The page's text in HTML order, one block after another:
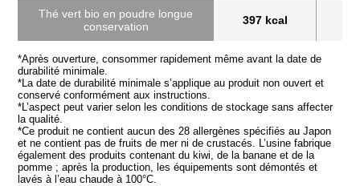
Thé vert bio en poudre longue
conservation
397 kcal
*Après ouverture, consommer rapidement même avant la date de
durabilité minimale.
*La date de durabilité minimale s’applique au produit non ouvert et
conservé conformément aux instructions.
*L’aspect peut varier selon les conditions de stockage sans affecter
la qualité.
*Ce produit ne contient aucun des 28 allergènes spécifiés au Japon
et ne contient pas de fruits de mer ni de crustacés. L’usine fabrique
également des produits contenant du kiwi, de la banane et de la
pomme ; après la production, les équipements sont démontés et
lavés à l’eau chaude à 100°C.